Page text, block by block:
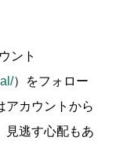
ント
）をフォロー
アカウントから
見逃す心配もあ